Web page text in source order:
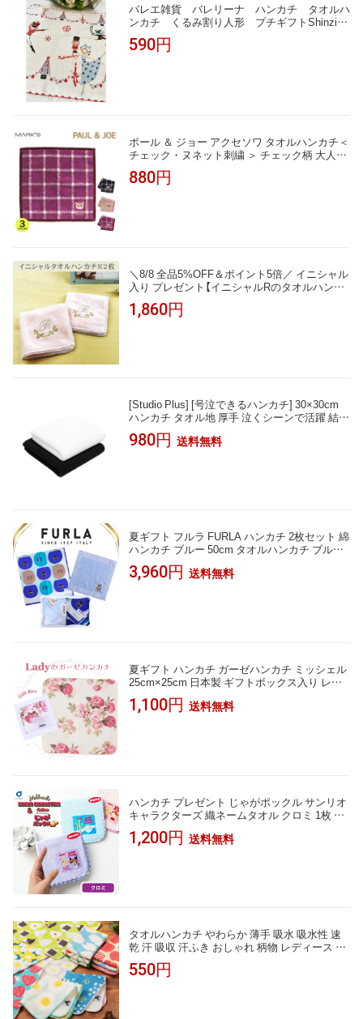
バレエ雑貨 バレリーナ ハンカチ タオルハ
ンカチ くるみ割り人形 プチギフトShinzi
Katoh
590円
ポール ＆ ジョー アクセソワ タオルハンカチ＜
チェック・ヌネット刺繍 ＞ チェック柄 大人か
わいい 綿100％ スリット糸使用 レディース お
しゃれ ギフト プレゼント
880円
＼8/8 全品5%OFF＆ポイント5倍／ イニシャル
入り プレゼント【イニシャルRのタオルハンカ
チピンク2枚】プレゼント 女性 タオルハンカチ
ギフト イニシャル タオル ギフト ハンカチ イ
1,860円
[Studio Plus] [号泣できるハンカチ] 30×30cm
ハンカチ タオル地 厚手 泣くシーンで活躍 結婚
式 葬式 冠婚葬祭 入園式 卒園式 入学式 卒業式
980円 送料無料
夏ギフト フルラ FURLA ハンカチ 2枚セット 綿
ハンカチ ブルー 50cm タオルハンカチ ブルー
23cm 高級 海外 イタリア レディース ブランド
ギフト プレゼント 女性 人気 おしゃれ かわい
3,960円 送料無料
夏ギフト ハンカチ ガーゼハンカチ ミッシェル
25cm×25cm 日本製 ギフトボックス入り レデ
ィース ギフト プレゼント 女性 赤ちゃん ベビ
ー おしゃれ 人気 誕生日 お礼 お返し お祝い ノ
1,100円 送料無料
ハンカチ プレゼント じゃがポックル サンリオ
キャラクターズ 織ネームタオル クロミ 1枚 北
海道限定 タオル ハンカチ キティちゃん Sanrio
キャラクター グッズ お土産 プレゼント ギフト
1,200円 送料無料
タオルハンカチ やわらか 薄手 吸水 吸水性 速
乾 汗 吸収 汗ふき おしゃれ 柄物 レディース 女
の子 かわいい まとめ買い 綿 綿100 コットン H
ELLOBEAR 現代百貨 A293 Gh018
550円